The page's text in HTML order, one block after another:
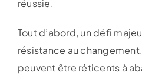
réussie.
Tout d’abord, un défi
résistance au
peuvent être réticents à